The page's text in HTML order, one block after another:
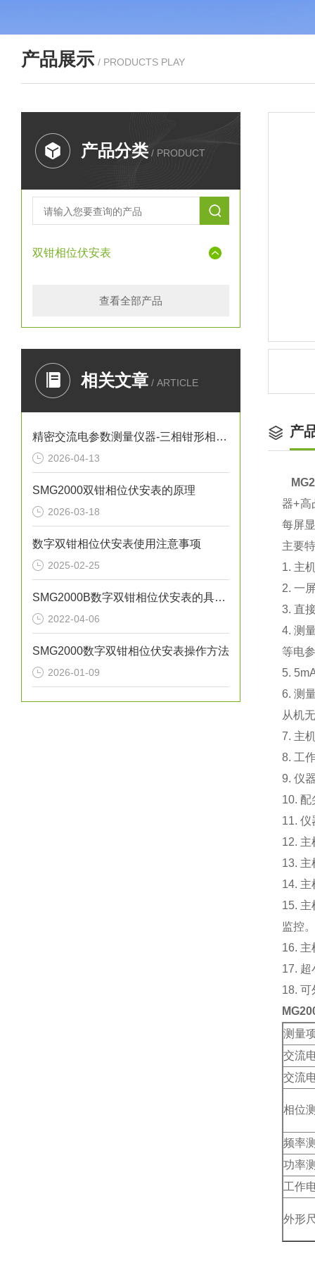
产品展示 / PRODUCTS PLAY
产品分类 / PRODUCT
双钳相位伏安表
查看全部产品
相关文章 / ARTICLE
精密交流电参数测量仪器-三相钳形相位伏安表
2026-04-13
SMG2000双钳相位伏安表的原理
2026-03-18
数字双钳相位伏安表使用注意事项
2025-02-25
SMG2000B数字双钳相位伏安表的具体操作方法
2022-04-06
SMG2000数字双钳相位伏安表操作方法
2026-01-09
产
器+高
每屏
主要
1. 主
2. 一
3. 直
4. 测
等电
5.
6. 测
从机
7. 主
8. 工
9. 仪
10. 配
11. 仪
12.
13.
14.
15.
监控。
16.
17. 超
18.
测量
交流
交流
相位
频率
功率
工作
外形